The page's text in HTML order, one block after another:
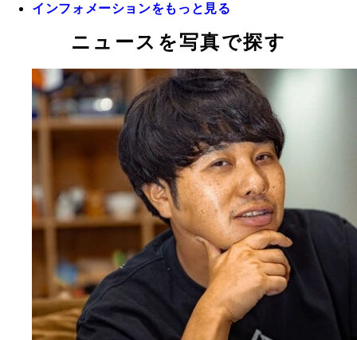
インフォメーションをもっと見る
ニュースを写真で探す